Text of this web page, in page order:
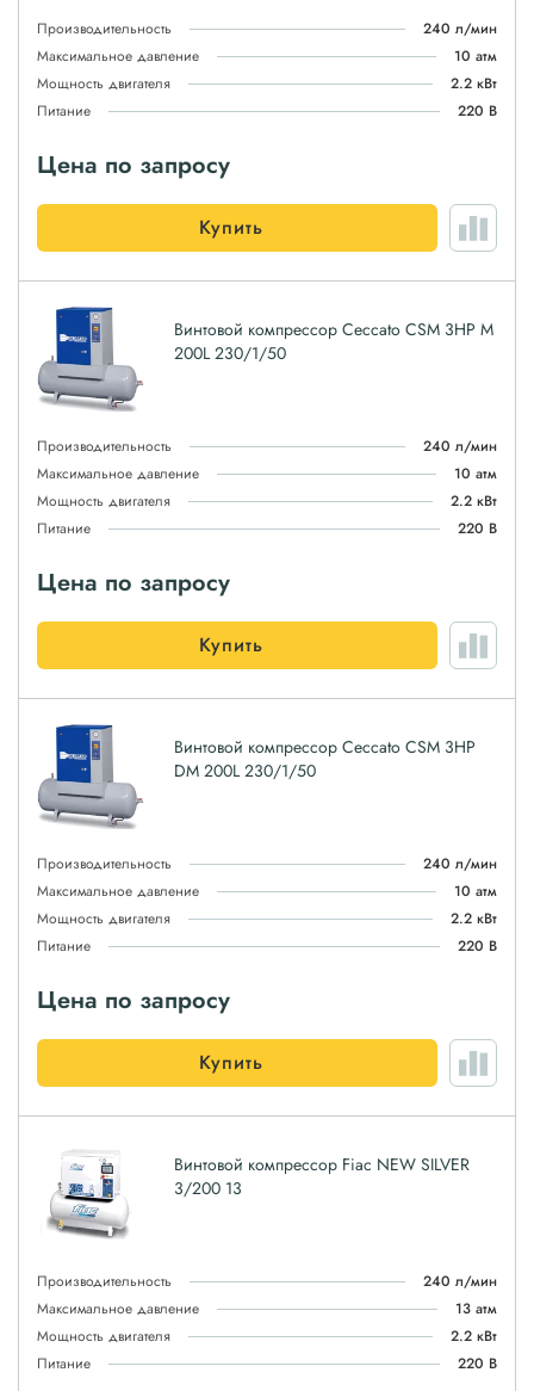
Производительность
240 л/мин
Максимальное давление
10 атм
Мощность двигателя
2.2 кВт
Питание
220 В
Цена по запросу
Купить
Винтовой компрессор Ceccato CSM 3HP M
200L 230/1/50
Производительность
240 л/мин
Максимальное давление
10 атм
Мощность двигателя
2.2 кВт
Питание
220 В
Цена по запросу
Купить
Винтовой компрессор Ceccato CSM 3HP
DM 200L 230/1/50
Производительность
240 л/мин
Максимальное давление
10 атм
Мощность двигателя
2.2 кВт
Питание
220 В
Цена по запросу
Купить
Винтовой компрессор Fiac NEW SILVER
3/200 13
Производительность
240 л/мин
Максимальное давление
13 атм
Мощность двигателя
2.2 кВт
Питание
220 В